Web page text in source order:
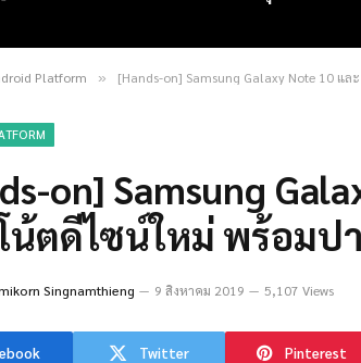
Platform » [Hands-on] Samsung Galaxy Note 10 แ
on] Samsung
น้ตดีไซน์ใหม่ พร้อมป
Singnamthieng 9 สิงหาคม 2019 5,107 Views
Twitter Pinterest